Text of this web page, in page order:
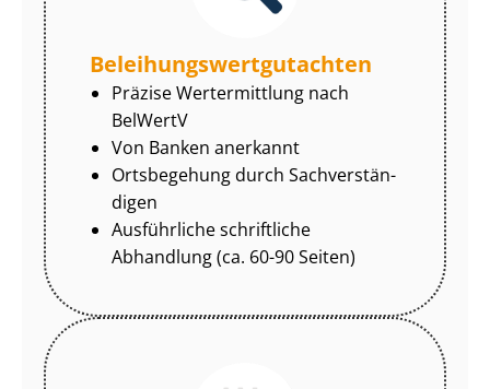
Be­lei­hungs­wert­gut­ach­ten
Präzise Wertermittlung nach
BelWertV
Von Banken anerkannt
Ortsbegehung durch Sach­ver­stän­
di­gen
Ausführliche schriftliche
Abhandlung (ca. 60-90 Seiten)